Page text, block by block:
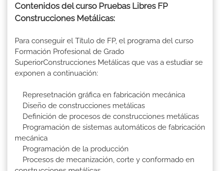
Contenidos del curso Pruebas Libres FP
Construcciones Metálicas:
Para conseguir el Título de FP, el programa del curso
Formación Profesional de Grado
SuperiorConstrucciones Metálicas que vas a estudiar se
exponen a continuación:
Represetnación gráfica en fabricación mecánica
Diseño de construcciones metálicas
Definición de procesos de construcciones metálicas
Programación de sistemas automáticos de fabricación
mecánica
Programación de la producción
Procesos de mecanización, corte y conformado en